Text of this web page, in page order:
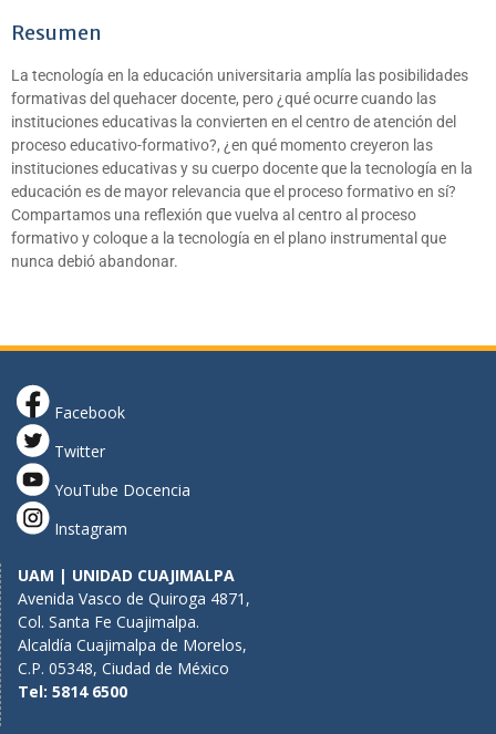
Resumen
La tecnología en la educación universitaria amplía las posibilidades
formativas del quehacer docente, pero ¿qué ocurre cuando las
instituciones educativas la convierten en el centro de atención del
proceso educativo-formativo?, ¿en qué momento creyeron las
instituciones educativas y su cuerpo docente que la tecnología en la
educación es de mayor relevancia que el proceso formativo en sí?
Compartamos una reflexión que vuelva al centro al proceso
formativo y coloque a la tecnología en el plano instrumental que
nunca debió abandonar.
Facebook
Twitter
YouTube Docencia
Instagram
UAM | UNIDAD CUAJIMALPA
Avenida Vasco de Quiroga 4871,
Col. Santa Fe Cuajimalpa.
Alcaldía Cuajimalpa de Morelos,
C.P. 05348, Ciudad de México
Tel: 5814 6500